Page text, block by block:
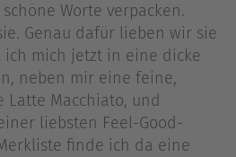
Worte verpacken.
Genau dafür lieben wir sie
ich mich jetzt in eine dicke
neben mir eine feine,
Latte Macchiato, und
liebsten Feel-Good-
finde ich da eine